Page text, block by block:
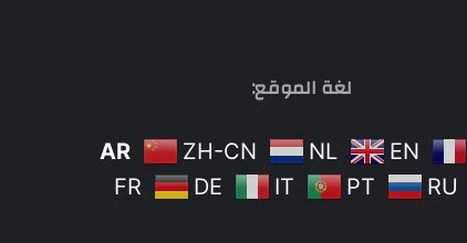
لغة الموقع:
AR ZH-CN NL
EN
FR
DE IT PT
RU